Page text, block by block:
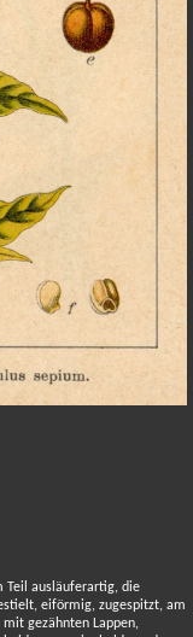
Teil ausläuferartig, die
eiförmig, zugespitzt, am
gezähnten Lappen,